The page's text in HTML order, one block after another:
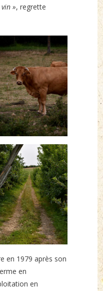
», regrette
en 1979 après son
en
en